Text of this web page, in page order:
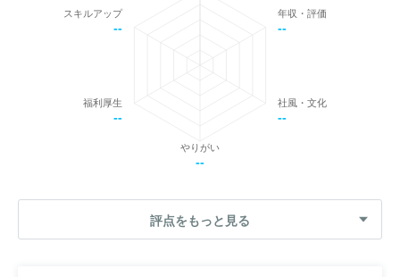
年収・評価
--
社風・文化
--
やりがい
--
福利厚生
--
スキルアップ
--
評点をもっと見る